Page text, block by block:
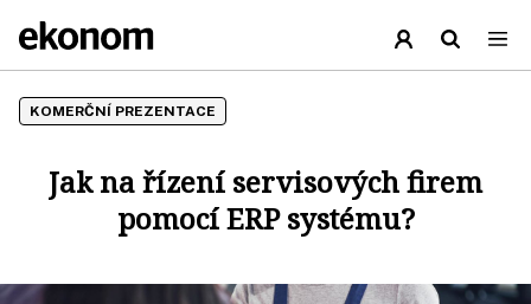
KOMERČNÍ PREZENTACE
Jak na řízení servisových firem
pomocí ERP systému?